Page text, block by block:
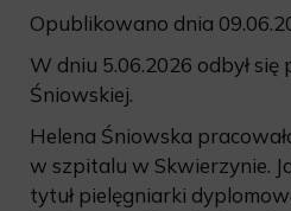
Opublikowano dnia
W dniu 5.06.2026 odbył
Śniowskiej.
Helena Śniowska
w szpitalu w Skwierzynie.
tytuł pielęgniarki